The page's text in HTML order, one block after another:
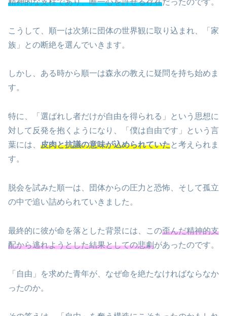
こうして、順一は次第に団体の世界観に取り込まれ、「家
族」との断絶を選んでいきます。
しかし、ある時から順一は森永の教えに疑問を持ち始めま
す。
特に、「選ばれし者だけが自由を得られる」という思想に
対して反発を抱くようになり、「僕は自由です」という言
葉には、 皮肉と抗議の意味が込められていたと考えられま
す。
脱会を試みた順一は、団体からの圧力と恐怖、そして孤立
の中で追い詰められていきました。
最終的に彼が命を落とした背景には、この歪んだ精神的支
配から逃れようとした結果としての悲劇があったのです。
「自由」を求めた青年が、なぜ命を絶たなければならなか
ったのか。